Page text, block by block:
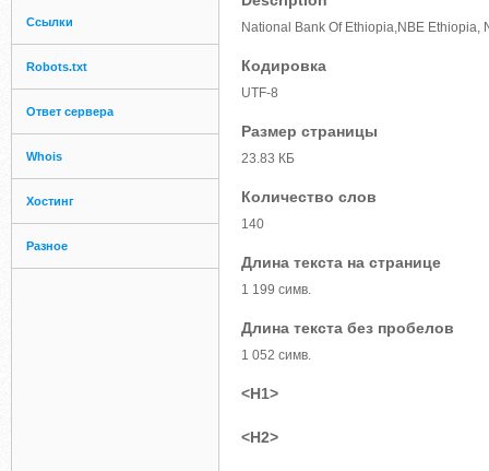
Ссылки
Robots.txt
Ответ сервера
Whois
Хостинг
Разное
National Bank Of Ethiopia,NBE Ethiopia,
Кодировка
UTF-8
Размер страницы
23.83 КБ
Количество слов
140
Длина текста на странице
1 199 симв.
Длина текста без пробелов
1 052 симв.
<H1>
<H2>